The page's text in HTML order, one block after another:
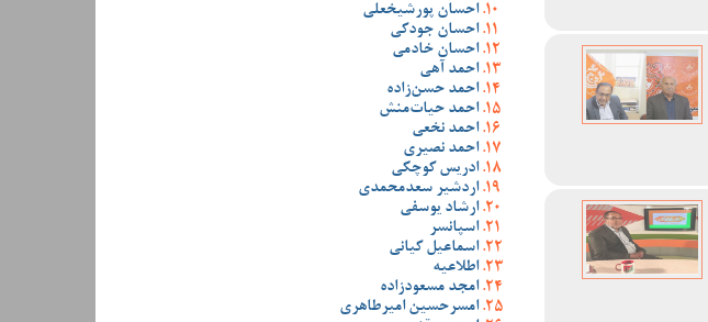
احسان پورشیخعلی
احسان جودکی
احسان خادمی
احمد آهی
احمد حسن‌زاده
احمد حیات‌منش
احمد نخعی
احمد نصیری
ادریس کوچکی
اردشیر سعدمحمدی
ارشاد یوسفی
اسپانسر
اسماعیل کیانی
اطلاعیه
امجد مسعودزاده
امسرحسین امیرطاهری